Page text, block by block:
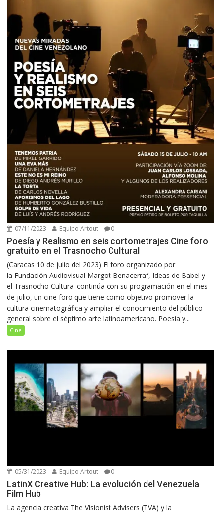
07/11/2023 Equipo Artout 0
Poesía y Realismo en seis cortometrajes Cine foro
gratuito en el Trasnocho Cultural
(Caracas 10 de julio del 2023) El foro organizado por
la Fundación Audiovisual Margot Benacerraf, Ideas de Babel y
el Trasnocho Cultural continúa con su programación en el mes
de julio, un cine foro que tiene como objetivo promover la
cultura cinematográfica y ampliar el conocimiento del público
general sobre el séptimo arte latinoamericano. Poesía y...
Cine
05/31/2023 Equipo Artout 0
LatinX Creative Hub: La evolución del Venezuela
Film Hub
La agencia creativa The Visionist Advisers (TVA) y la